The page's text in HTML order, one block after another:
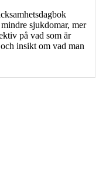
sjukdomar, mer
på vad som är
insikt om vad man